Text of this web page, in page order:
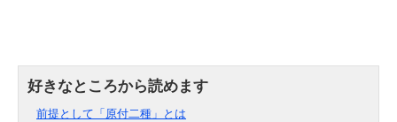
前提として「原付二種」とは